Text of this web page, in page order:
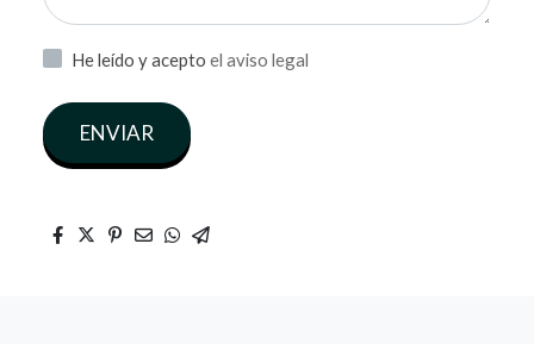
He leído y acepto el aviso legal
ENVIAR